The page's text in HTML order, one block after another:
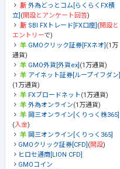
外為どっとコム[らくらくFX積
立] (開設とアンケート回答)
SBI FXトレード[FX口座] (開設と
エントリーで)
GMOクリック証券[FXネオ] (1万
通貨)
GMO外貨[外貨ex] (1万通貨)
アイネット証券[ループイフダン]
(1万通貨)
FXブロードネット(1万通貨)
外為オンライン(1万通貨)
岡三オンライン[くりっく株365]
(入金)
岡三オンライン[くりっく365]
GMOクリック証券[CFD] (開設)
ヒロセ通商[LION CFD]
GMOコイン